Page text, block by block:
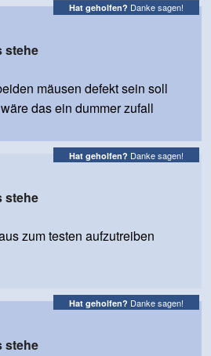
Hat geholfen? Danke sagen!
stehe
mäusen defekt sein soll
das ein dummer zufall
Hat geholfen? Danke sagen!
stehe
zum testen aufzutreiben
Hat geholfen? Danke sagen!
stehe